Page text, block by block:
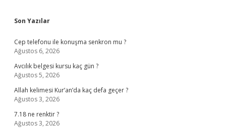
Sidebar
Son Yazılar
Cep telefonu ile konuşma senkron mu ?
Ağustos 6, 2026
Avcılık belgesi kursu kaç gün ?
Ağustos 5, 2026
Allah kelimesi Kur’an’da kaç defa geçer ?
Ağustos 3, 2026
7.18 ne renktir ?
Ağustos 3, 2026